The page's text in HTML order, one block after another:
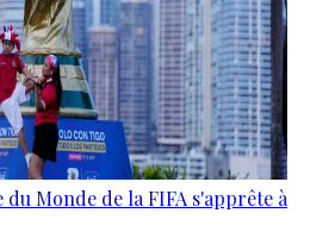
Monde de la FIFA s'apprête à